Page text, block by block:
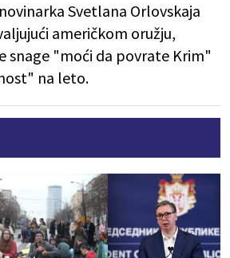
Svetlana Orlovskaja
američkom oružju,
snage "moći da povrate Krim"
na leto.